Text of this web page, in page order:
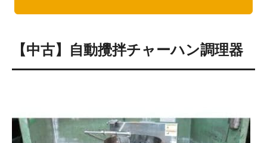
【中古】自動攪拌チャーハン調理器